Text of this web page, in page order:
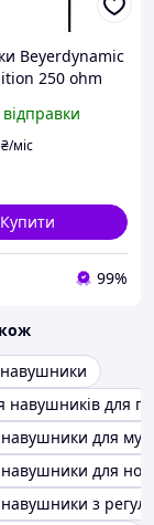
Beyerdynamic
250 ohm
₴/міс
Купити
99%
навушників для пк
навушники для
для
з